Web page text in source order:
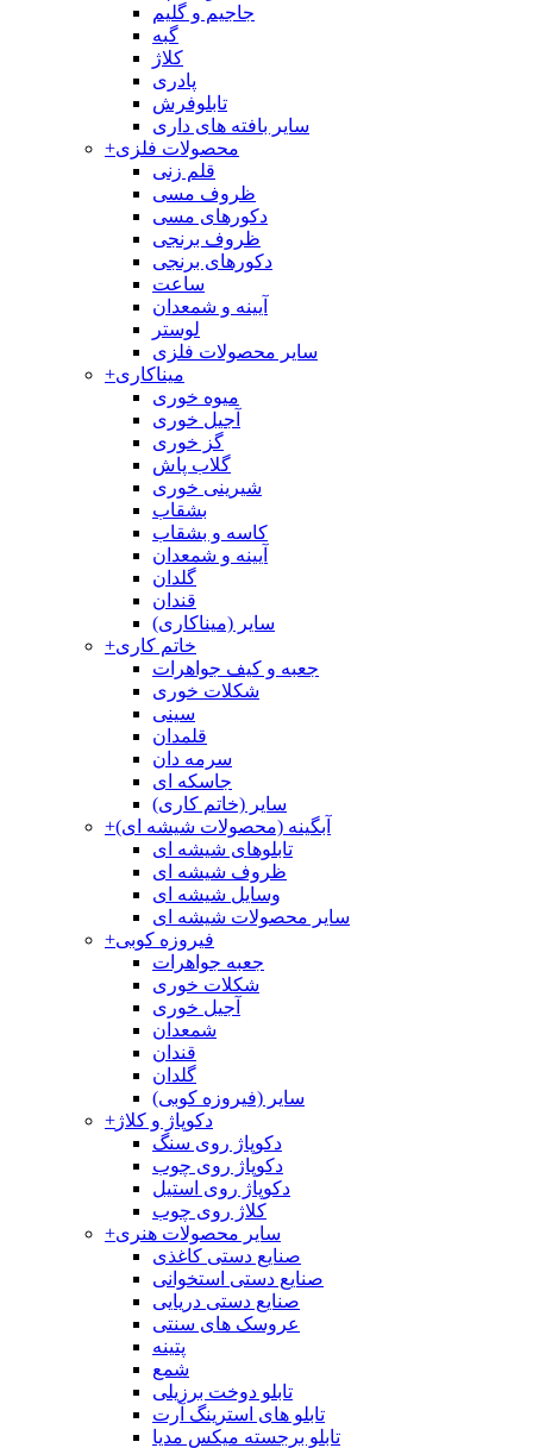
جاجیم و گلیم
گبه
کلاژ
پادری
تابلوفرش
سایر بافته های داری
+محصولات فلزی
قلم زنی
ظروف مسی
دکورهای مسی
ظروف برنجی
دکورهای برنجی
ساعت
آیینه و شمعدان
لوستر
سایر محصولات فلزی
+میناکاری
میوه خوری
آجیل خوری
گز خوری
گلاب پاش
شیرینی خوری
بشقاب
کاسه و بشقاب
آیینه و شمعدان
گلدان
قندان
سایر (میناکاری)
+خاتم کاری
جعبه و کیف جواهرات
شکلات خوری
سینی
قلمدان
سرمه دان
جاسکه ای
سایر (خاتم کاری)
+آبگینه (محصولات شیشه ای)
تابلوهای شیشه ای
ظروف شیشه ای
وسایل شیشه ای
سایر محصولات شیشه ای
+فیروزه کوبی
جعبه جواهرات
شکلات خوری
آجیل خوری
شمعدان
قندان
گلدان
سایر (فیروزه کوبی)
+دکوپاژ و کلاژ
دکوپاژ روی سنگ
دکوپاژ روی چوب
دکوپاژ روی استیل
کلاژ روی چوب
+سایر محصولات هنری
صنایع دستی کاغذی
صنایع دستی استخوانی
صنایع دستی دریایی
عروسک های سنتی
پتینه
شمع
تابلو دوخت برزیلی
تابلو های استرینگ آرت
تابلو برجسته میکس مدیا